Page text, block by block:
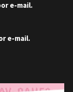
e-mail.
e-mail.